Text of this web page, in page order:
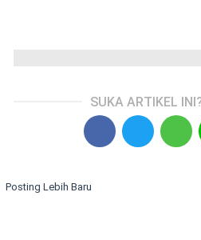
SUKA ARTIKEL
Posting Lebih Baru